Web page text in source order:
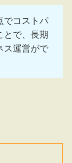
でコストパ
とで、長期
ス運営がで